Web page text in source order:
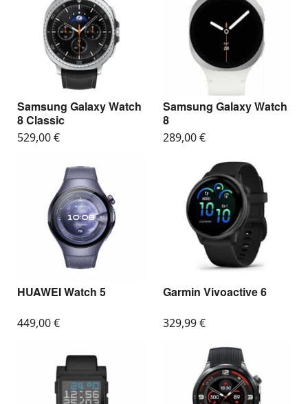
Samsung Galaxy Watch
8 Classic
529,00€
Samsung Galaxy Watch
8
289,00€
HUAWEI Watch 5
449,00€
Garmin Vivoactive 6
329,99€